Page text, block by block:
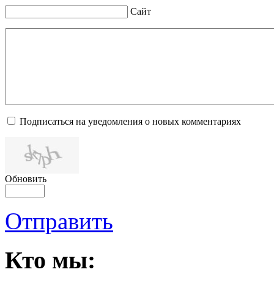
Сайт
Подписаться на уведомления о новых комментариях
Обновить
Отправить
Кто мы: